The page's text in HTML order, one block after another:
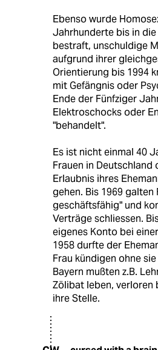
Ebenso wurde
Jahrhunderte bis in
bestraft, unschuldige
aufgrund ihrer
Orientierung bis 1994
mit Gefängnis oder
Ende der Fünfziger
Elektroschocks oder
"behandelt".
Es ist nicht einmal 40
Frauen in Deutschland
Erlaubnis ihres
gehen. Bis 1969 galten
geschäftsfähig" und
Verträge schliessen.
eigenes Konto bei
1958 durfte der
Frau kündigen ohne
Bayern mußten z.B.
Zölibat leben, verloren
ihre Stelle.